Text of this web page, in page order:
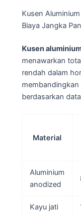
Kusen
Biaya Jangka
Kusen
menawarkan
rendah dalam
berdasarkan
Material
Aluminium
anodized
Kayu jati